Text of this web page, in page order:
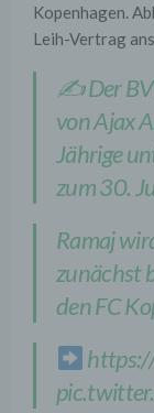
Kopenhagen.
Leih-Vertrag
✍️ Der
von Ajax
Jährige
zum 30.
Ramaj
zunächst
den FC